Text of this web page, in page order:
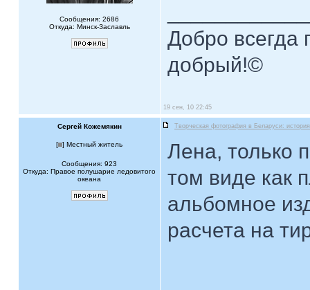
Сообщения: 2686
Откуда: Минск-Заславль
Добро всегда
добрый!©
19 сен, 10 22:45
Сергей Кожемякин Творческая фотография в Беларуси:
[ ] Местный житель
Сообщения: 923
Откуда: Правое полушарие ледовитого
океана
Лена, только
том виде как
альбомное
расчета на